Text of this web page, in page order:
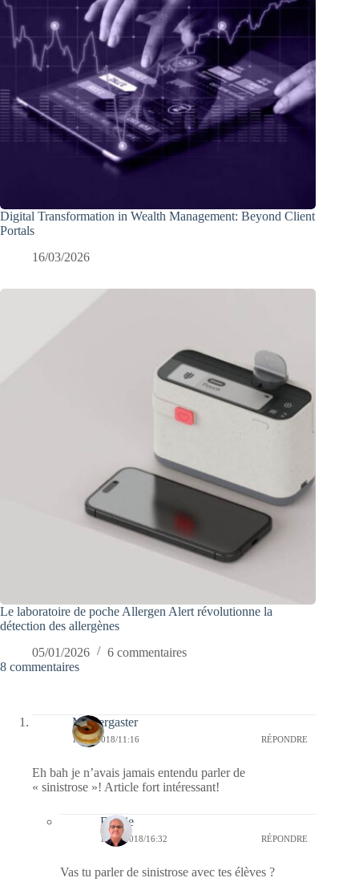
Digital Transformation in Wealth Management: Beyond Client
Portals
16/03/2026
Le laboratoire de poche Allergen Alert révolutionne la
détection des allergènes
05/01/2026
6 commentaires
8 commentaires
Messergaster
15/04/2018/11:16 RÉPONDRE
Eh bah je n’avais jamais entendu parler de
« sinistrose »! Article fort intéressant!
Bernie
15/04/2018/16:32 RÉPONDRE
Vas tu parler de sinistrose avec tes élèves ?